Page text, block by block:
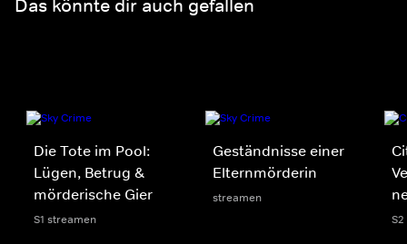
Das könnte dir auch gefallen
Die Tote im Pool:
Lügen, Betrug &
mörderische Gier
S1 streamen
Geständnisse einer
Elternmörderin
streamen